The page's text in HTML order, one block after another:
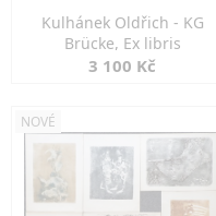
Kulhánek Oldřich - KG
Brücke, Ex libris
3 100 Kč
NOVÉ